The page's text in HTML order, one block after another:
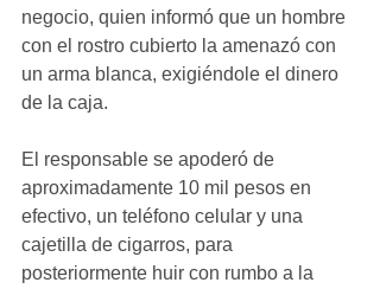
negocio, quien informó que un hombre
con el rostro cubierto la amenazó con
un arma blanca, exigiéndole el dinero
de la caja.
El responsable se apoderó de
aproximadamente 10 mil pesos en
efectivo, un teléfono celular y una
cajetilla de cigarros, para
posteriormente huir con rumbo a la